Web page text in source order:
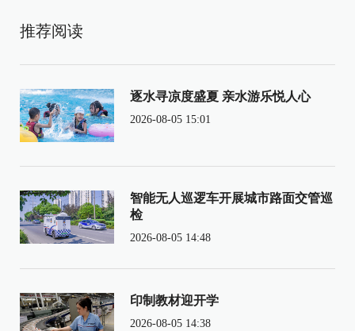
推荐阅读
逐水寻凉度盛夏 亲水游乐悦人心
2026-08-05 15:01
智能无人巡逻车开展城市路面交管巡
检
2026-08-05 14:48
印制教材迎开学
2026-08-05 14:38